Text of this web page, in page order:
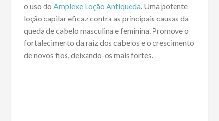
o uso do Amplexe Loção Antiqueda. Uma potente
loção capilar eficaz contra as principais causas da
queda de cabelo masculina e feminina. Promove o
fortalecimento da raiz dos cabelos e o crescimento
de novos fios, deixando-os mais fortes.